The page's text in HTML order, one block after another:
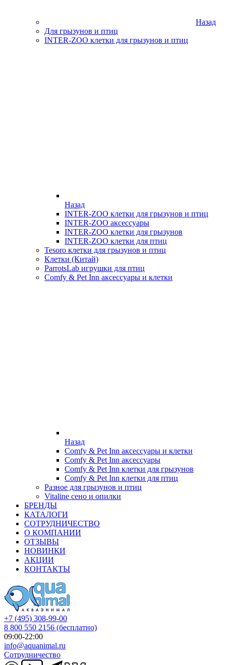
Назад
Для грызунов и птиц
INTER-ZOO клетки для грызунов и птиц
Назад
INTER-ZOO клетки для грызунов и птиц
INTER-ZOO аксессуары
INTER-ZOO клетки для грызунов
INTER-ZOO клетки для птиц
Tesoro клетки для грызунов и птиц
Клетки (Китай)
ParrotsLab игрушки для птиц
Comfy & Pet Inn аксессуары и клетки
Назад
Comfy & Pet Inn аксессуары и клетки
Comfy & Pet Inn аксессуары
Comfy & Pet Inn клетки для грызунов
Comfy & Pet Inn клетки для птиц
Разное для грызунов и птиц
Vitaline сено и опилки
БРЕНДЫ
КАТАЛОГИ
СОТРУДНИЧЕСТВО
О КОМПАНИИ
ОТЗЫВЫ
НОВИНКИ
АКЦИИ
КОНТАКТЫ
+7 (495) 308-99-00
8 800 550 2156 (бесплатно)
09:00-22:00
info@aquanimal.ru
Сотрудничество